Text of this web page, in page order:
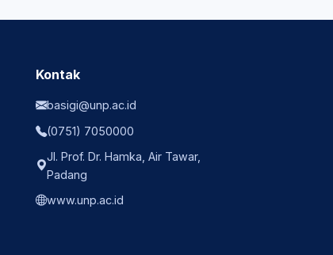
Kontak
basigi@unp.ac.id
(0751) 7050000
Jl. Prof. Dr. Hamka, Air Tawar,
Padang
www.unp.ac.id